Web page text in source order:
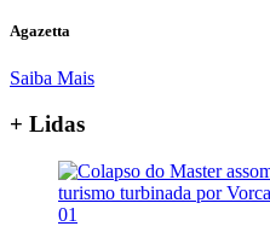
Agazetta
Saiba Mais
+ Lidas
01